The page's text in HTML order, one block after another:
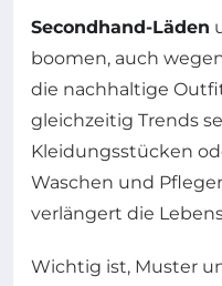
Secondhand-Läden
boomen, auch
die nachhaltige
gleichzeitig Trends
Kleidungsstücken
Waschen und
verlängert die
Wichtig ist, Muster